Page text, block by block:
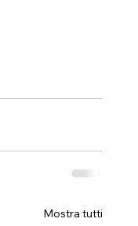
Mostra tutti